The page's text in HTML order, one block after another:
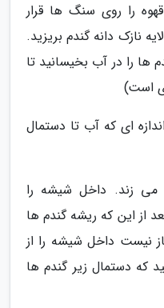
را روی سنگ ها قرار
نازک دانه گندم بریزید.
ها را در آب بخیسانید تا
است)
ای که آب تا دستمال
می زند. داخل شیشه را
از این که ریشه گندم ها
نیست داخل شیشه را از
که دستمال زیر گندم ها